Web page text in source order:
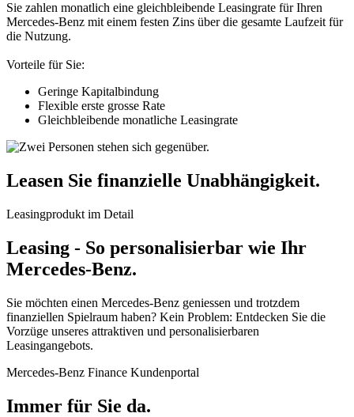
Sie zahlen monatlich eine gleichbleibende Leasingrate für Ihren
Mercedes-Benz mit einem festen Zins über die gesamte Laufzeit für
die Nutzung.
Vorteile für Sie:
Geringe Kapitalbindung
Flexible erste grosse Rate
Gleichbleibende monatliche Leasingrate
Leasen Sie finanzielle Unabhängigkeit.
Leasingprodukt im Detail
Leasing - So personalisierbar wie Ihr
Mercedes-Benz.
Sie möchten einen Mercedes-Benz geniessen und trotzdem
finanziellen Spielraum haben? Kein Problem: Entdecken Sie die
Vorzüge unseres attraktiven und personalisierbaren
Leasingangebots.
Mercedes-Benz Finance Kundenportal
Immer für Sie da.